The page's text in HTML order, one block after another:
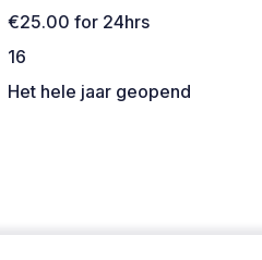
€25.00 for 24hrs
16
Het hele jaar geopend